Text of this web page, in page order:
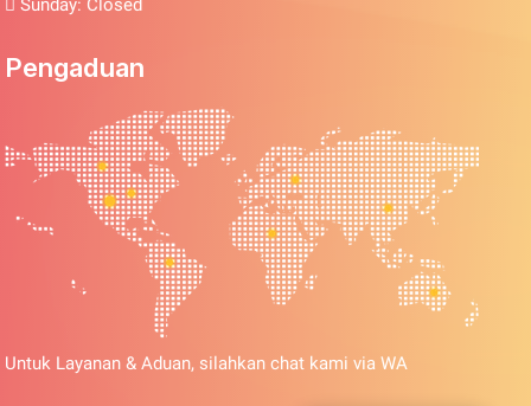
Sunday: Closed
Pengaduan
Untuk Layanan & Aduan, silahkan chat kami via WA